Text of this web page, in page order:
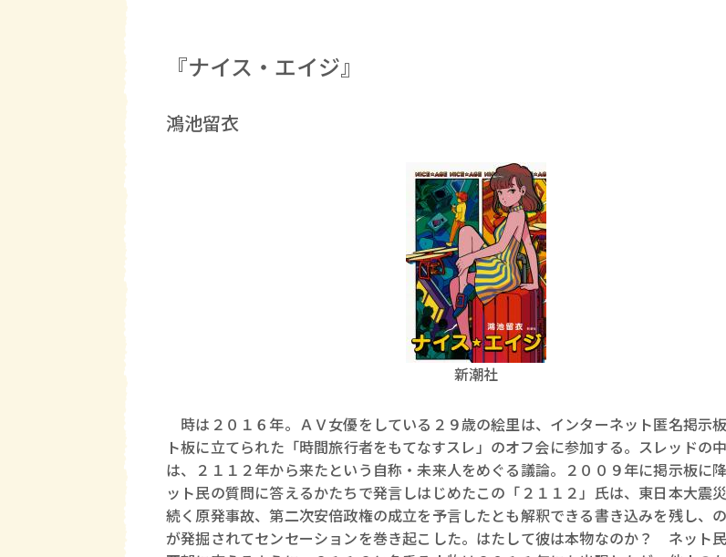
『ナイス・エイジ』
鴻池留衣
新潮社
時は２０１６年。ＡＶ女優をしている２９歳の絵里は、インターネット匿名掲示
ト板に立てられた「時間旅行者をもてなすスレ」のオフ会に参加する。スレッドの
は、２１１２年から来たという自称・未来人をめぐる議論。２００９年に掲示板に
ット民の質問に答えるかたちで発言しはじめたこの「２１１２」氏は、東日本大震
続く原発事故、第二次安倍政権の成立を予言したとも解釈できる書き込みを残し、
が発掘されてセンセーションを巻き起こした。はたして彼は本物なのか？ ネット
賞金稼ぎ